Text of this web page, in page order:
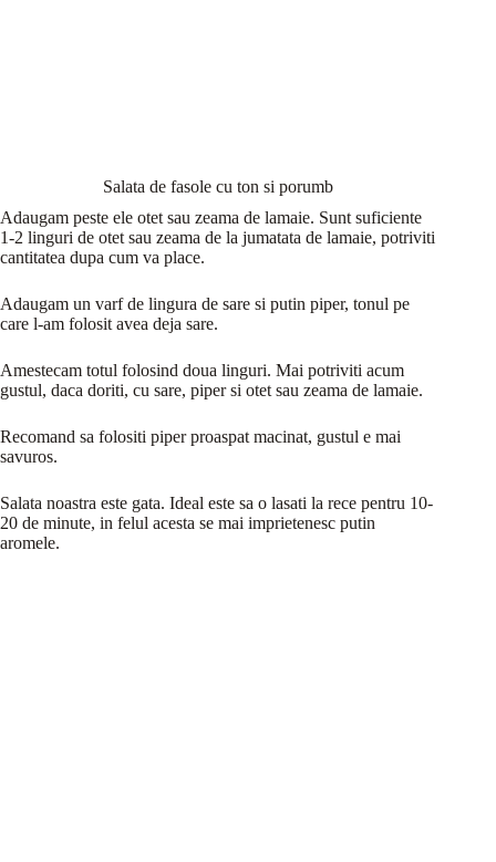
Salata de fasole cu ton si porumb
Adaugam peste ele otet sau zeama de lamaie. Sunt suficiente
1-2 linguri de otet sau zeama de la jumatata de lamaie, potriviti
cantitatea dupa cum va place.
Adaugam un varf de lingura de sare si putin piper, tonul pe
care l-am folosit avea deja sare.
Amestecam totul folosind doua linguri. Mai potriviti acum
gustul, daca doriti, cu sare, piper si otet sau zeama de lamaie.
Recomand sa folositi piper proaspat macinat, gustul e mai
savuros.
Salata noastra este gata. Ideal este sa o lasati la rece pentru 10-
20 de minute, in felul acesta se mai imprietenesc putin
aromele.